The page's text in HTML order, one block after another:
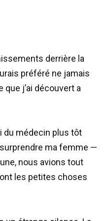
derrière la
préféré ne jamais
que j’ai découvert a
du médecin plus tôt
ma femme —
nous avions tout
les petites choses